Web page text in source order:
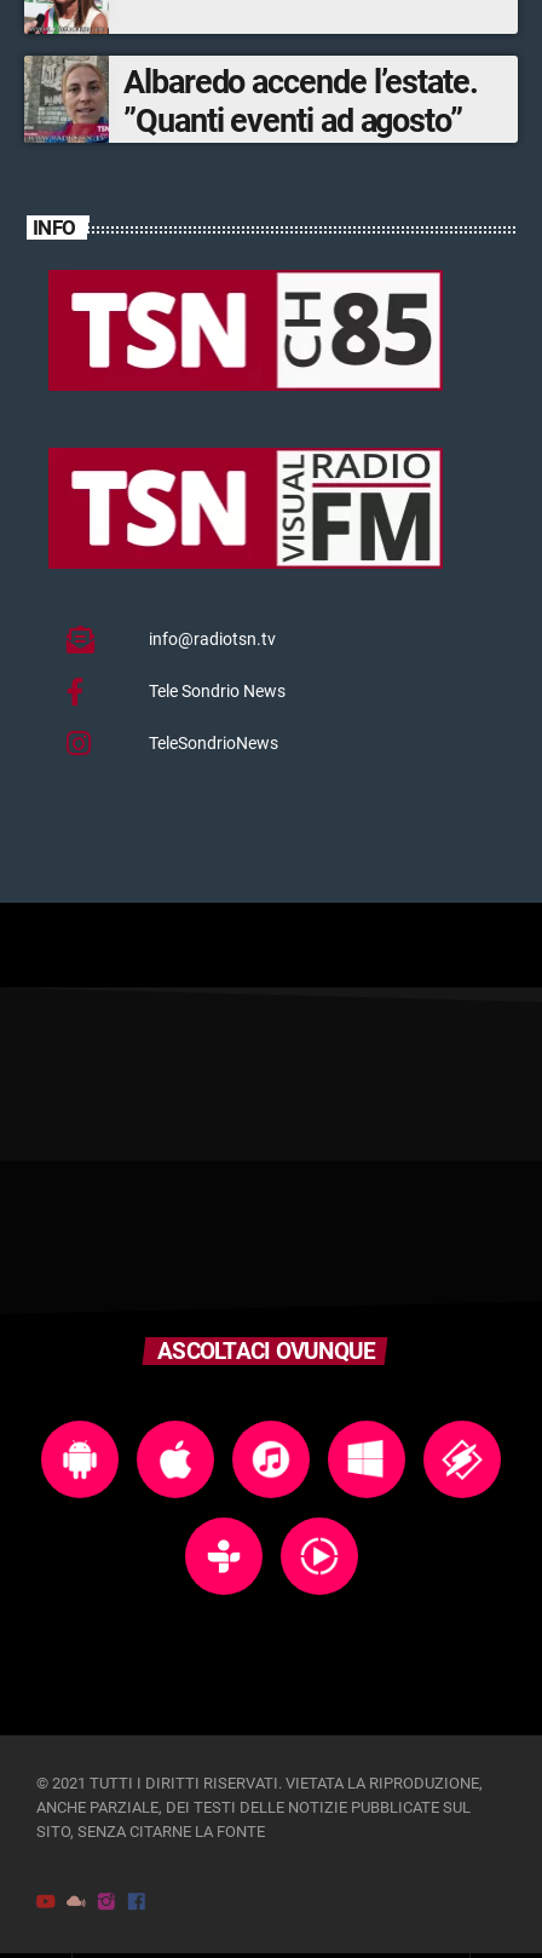
Albaredo accende l’estate.
”Quanti eventi ad agosto”
INFO
info@radiotsn.tv
Tele Sondrio News
TeleSondrioNews
ASCOLTACI OVUNQUE
© 2021 TUTTI I DIRITTI RISERVATI. VIETATA LA RIPRODUZIONE,
ANCHE PARZIALE, DEI TESTI DELLE NOTIZIE PUBBLICATE SUL
SITO, SENZA CITARNE LA FONTE